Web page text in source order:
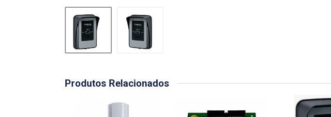
Produtos Relacionados